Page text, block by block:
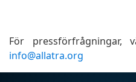
För pressförfrågningar,
info@allatra.org